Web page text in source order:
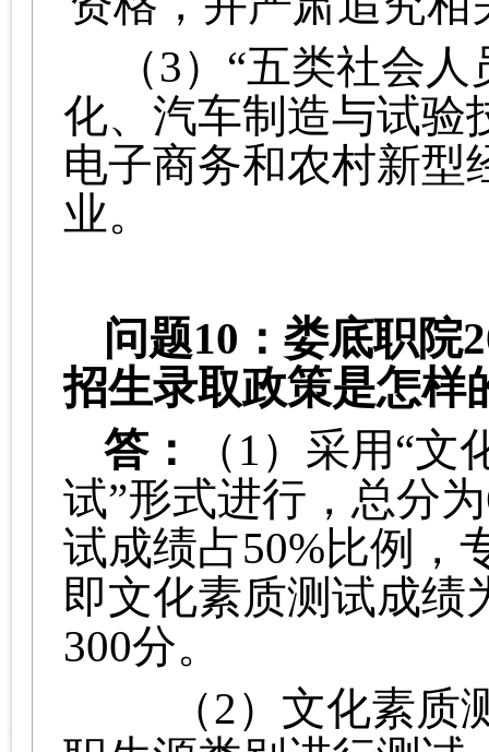
（3）“五类社会
化、汽车制造与试验
电子商务和农村新型
业。
问题10：娄底职院
招生录取政策是怎样
答：
（1）采用“
试”形式进行，总分
试成绩占50%比例，
即文化素质测试成绩
300分。
（2）文化素质